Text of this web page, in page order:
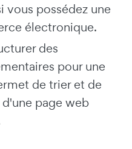
vous possédez une
électronique.
des
pour une
de trier et de
page web